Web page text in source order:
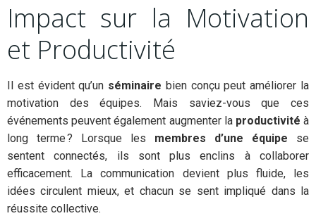
Impact sur la Motivation
et Productivité
Il est évident qu’un séminaire bien conçu peut améliorer la
motivation des équipes. Mais saviez-vous que ces
événements peuvent également augmenter la productivité à
long terme ? Lorsque les membres d’une équipe se
sentent connectés, ils sont plus enclins à collaborer
efficacement. La communication devient plus fluide, les
idées circulent mieux, et chacun se sent impliqué dans la
réussite collective.